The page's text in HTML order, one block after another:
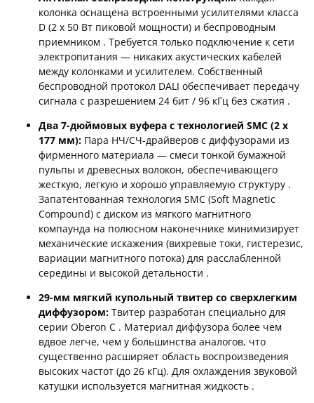
колонка оснащена встроенными усилителями класса
D (2 x 50 Вт пиковой мощности) и беспроводным
приемником . Требуется только подключение к сети
электропитания — никаких акустических кабелей
между колонками и усилителем. Собственный
беспроводной протокол DALI обеспечивает передачу
сигнала с разрешением 24 бит / 96 кГц без сжатия .
Два 7-дюймовых вуфера с технологией SMC (2 x
177 мм): Пара НЧ/СЧ-драйверов с диффузорами из
фирменного материала — смеси тонкой бумажной
пульпы и древесных волокон, обеспечивающего
жесткую, легкую и хорошо управляемую структуру .
Запатентованная технология SMC (Soft Magnetic
Compound) с диском из мягкого магнитного
компаунда на полюсном наконечнике минимизирует
механические искажения (вихревые токи, гистерезис,
вариации магнитного потока) для расслабленной
середины и высокой детальности .
29-мм мягкий купольный твитер со сверхлегким
диффузором: Твитер разработан специально для
серии Oberon C . Материал диффузора более чем
вдвое легче, чем у большинства аналогов, что
существенно расширяет область воспроизведения
высоких частот (до 26 кГц). Для охлаждения звуковой
катушки используется магнитная жидкость .